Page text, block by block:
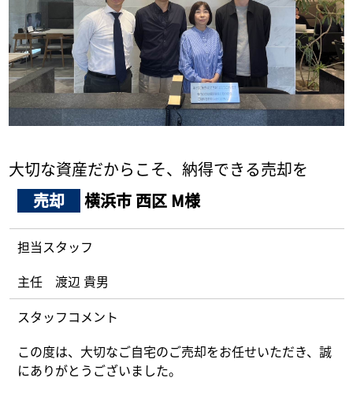
お客様の声
お知らせ
採用情報
お気に入り物件一覧
サイトマップ
お気に入り物件一覧
大切な資産だからこそ、納得できる売却を
売却
横浜市 西区 M様
担当スタッフ
主任 渡辺 貴男
スタッフコメント
この度は、大切なご自宅のご売却をお任せいただき、誠
にありがとうございました。